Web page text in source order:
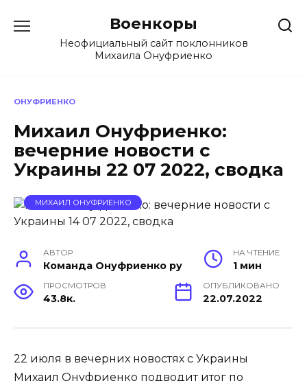
содержанию
Военкоры
Неофициальный сайт поклонников
Михаила Онуфриенко
ОНУФРИЕНКО
Михаил Онуфриенко:
вечерние новости с
Украины 22 07 2022, сводка
МИХАИЛ ОНУФРИЕНКО
АВТОР
Команда Онуфриенко ру
НА ЧТЕНИЕ
1 мин
ПРОСМОТРОВ
43.8к.
ОПУБЛИКОВАНО
22.07.2022
22 июля в вечерних новостях с Украины
Михаил Онуфриенко подводит итог по